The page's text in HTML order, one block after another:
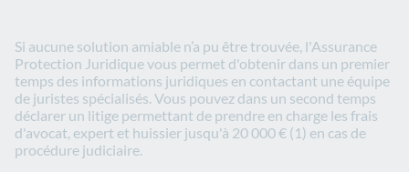
Si aucune solution amiable n’a pu être trouvée, l'Assurance
Protection Juridique vous permet d'obtenir dans un premier
temps des informations juridiques en contactant une équipe
de juristes spécialisés. Vous pouvez dans un second temps
déclarer un litige permettant de prendre en charge les frais
d'avocat, expert et huissier jusqu'à 20 000 € (1) en cas de
procédure judiciaire.